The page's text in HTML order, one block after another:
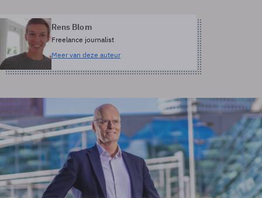
Rens Blom
Freelance journalist
Meer van deze auteur